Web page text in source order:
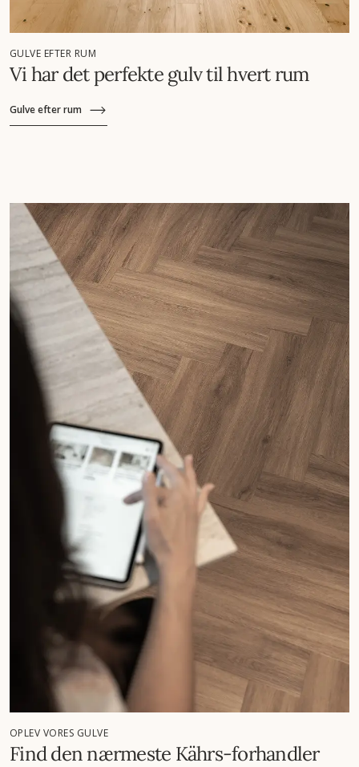
GULVE EFTER RUM
Vi har det perfekte gulv til hvert rum
Gulve efter rum
OPLEV VORES GULVE
Find den nærmeste Kährs-forhandler